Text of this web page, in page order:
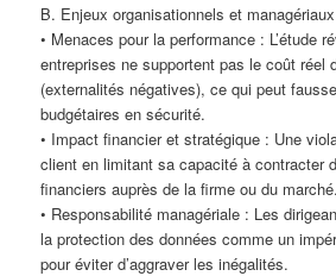
B. Enjeux organisationnels et
• Menaces pour la performance : L’étude
entreprises ne supportent pas le coût réel
(externalités négatives), ce qui peut
budgétaires en sécurité.
• Impact financier et stratégique : Une
client en limitant sa capacité à contracter
financiers auprès de la firme ou du marché.
• Responsabilité managériale : Les
la protection des données comme un
pour éviter d’aggraver les inégalités.